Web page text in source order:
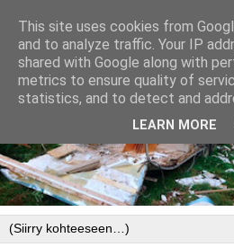
This site uses cookies from
and to analyze traffic. Your IP
shared with Google along with
metrics to ensure quality of
statistics, and to detect and
LEARN MORE